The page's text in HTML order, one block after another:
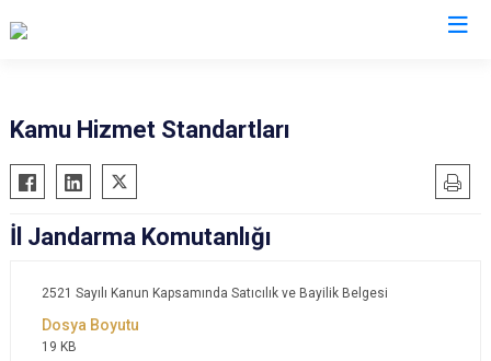
Kamu Hizmet Standartları
İl Jandarma Komutanlığı
2521 Sayılı Kanun Kapsamında Satıcılık ve Bayilik Belgesi
19 KB